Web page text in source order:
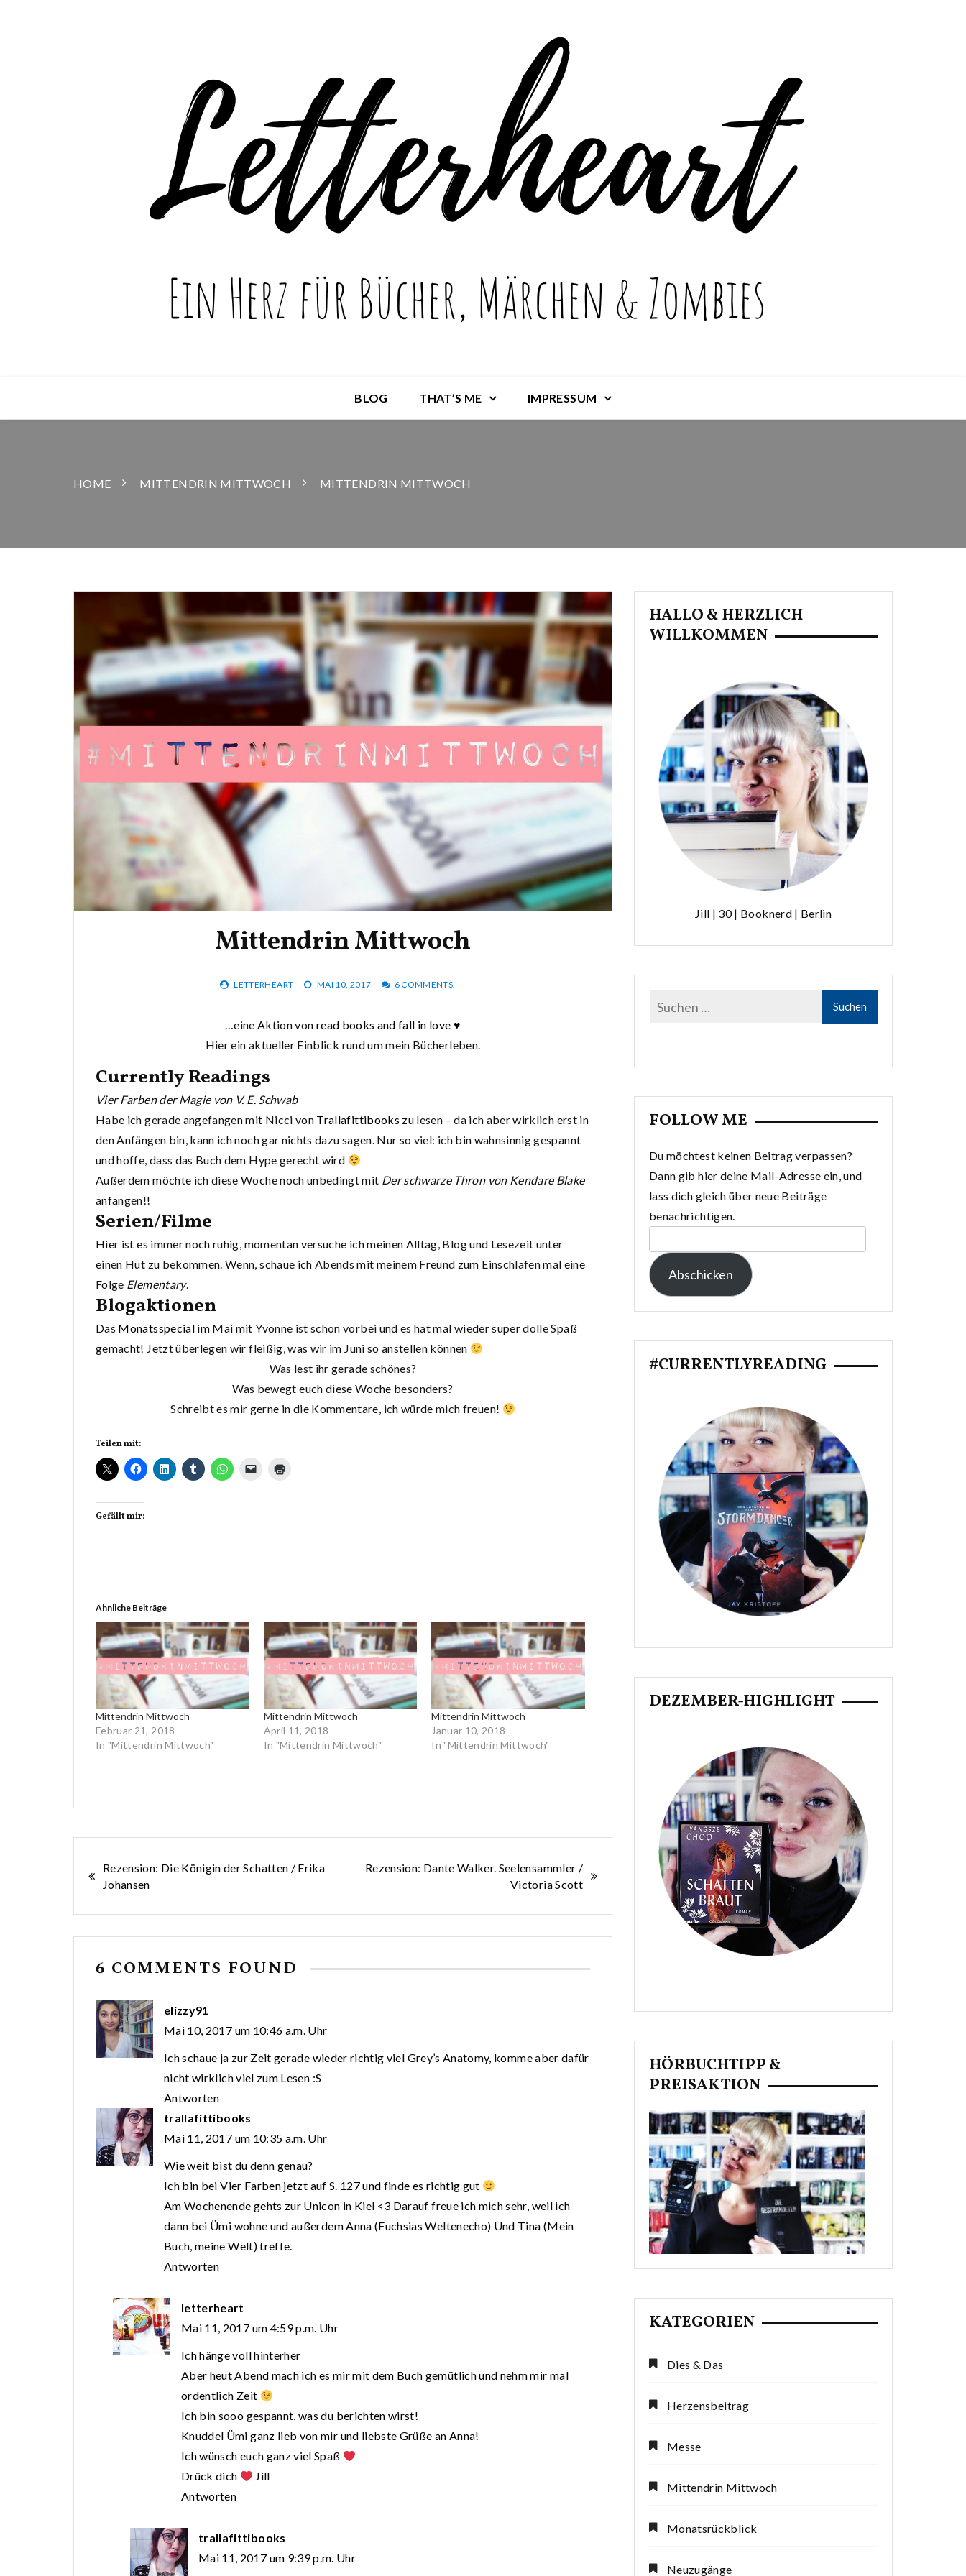
BLOG THAT’S ME IMPRESSUM
HOME MITTENDRIN MITTWOCH MITTENDRIN MITTWOCH
Mittendrin Mittwoch
LETTERHEART MAI 10, 2017 6 COMMENTS.
…eine Aktion von read books and fall in love ♥
Hier ein aktueller Einblick rund um mein Bücherleben.
Currently Readings
Vier Farben der Magie von V. E. Schwab
Habe ich gerade angefangen mit Nicci von Trallafittibooks zu lesen – da ich aber wirklich erst in
den Anfängen bin, kann ich noch gar nichts dazu sagen. Nur so viel: ich bin wahnsinnig gespannt
und hoffe, dass das Buch dem Hype gerecht wird
Außerdem möchte ich diese Woche noch unbedingt mit Der schwarze Thron von Kendare Blake
anfangen!!
Serien/Filme
Hier ist es immer noch ruhig, momentan versuche ich meinen Alltag, Blog und Lesezeit unter
einen Hut zu bekommen. Wenn, schaue ich Abends mit meinem Freund zum Einschlafen mal eine
Folge Elementary.
Blogaktionen
Das Monatsspecialim Mai mit Yvonne ist schon vorbei und es hat mal wieder super dolle Spaß
gemacht! Jetzt überlegen wir fleißig, was wir im Juni so anstellen können
Was lest ihr gerade schönes?
Was bewegt euch diese Woche besonders?
Schreibt es mir gerne in die Kommentare, ich würde mich freuen!
Teilen mit:
Gefällt mir:
Ähnliche Beiträge
Mittendrin Mittwoch
Februar 21, 2018
In "Mittendrin Mittwoch"
Mittendrin Mittwoch
April 11, 2018
In "Mittendrin Mittwoch"
Mittendrin Mittwoch
Januar 10, 2018
In "Mittendrin Mittwoch"
Beitragsnavigation
Rezension: Die Königin der Schatten / Erika
Johansen
Rezension: Dante Walker. Seelensammler /
Victoria Scott
6 COMMENTS FOUND
elizzy91
Mai 10, 2017 um 10:46 a.m. Uhr
Ich schaue ja zur Zeit gerade wieder richtig viel Grey’s Anatomy, komme aber dafür
nicht wirklich viel zum Lesen :S
Antworten
trallafittibooks
Mai 11, 2017 um 10:35 a.m. Uhr
Wie weit bist du denn genau?
Ich bin bei Vier Farben jetzt auf S. 127 und finde es richtig gut
Am Wochenende gehts zur Unicon in Kiel <3 Darauf freue ich mich sehr, weil ich
dann bei Ümi wohne und außerdem Anna (Fuchsias Weltenecho) Und Tina (Mein
Buch, meine Welt) treffe.
Antworten
letterheart
Mai 11, 2017 um 4:59 p.m. Uhr
Ich hänge voll hinterher
Aber heut Abend mach ich es mir mit dem Buch gemütlich und nehm mir mal
ordentlich Zeit
Ich bin sooo gespannt, was du berichten wirst!
Knuddel Ümi ganz lieb von mir und liebste Grüße an Anna!
Ich wünsch euch ganz viel Spaß
Drück dich
Jill
Antworten
trallafittibooks
Mai 11, 2017 um 9:39 p.m. Uhr
HALLO & HERZLICH
WILLKOMMEN
Jill | 30 | Booknerd | Berlin
FOLLOW ME
Du möchtest keinen Beitrag verpassen?
Dann gib hier deine Mail-Adresse ein, und
lass dich gleich über neue Beiträge
benachrichtigen.
Mail-
Adresse:
Abschicken
#CURRENTLYREADING
DEZEMBER-HIGHLIGHT
HÖRBUCHTIPP &
PREISAKTION
KATEGORIEN
Dies & Das
Herzensbeitrag
Messe
Mittendrin Mittwoch
Monatsrückblick
Neuzugänge